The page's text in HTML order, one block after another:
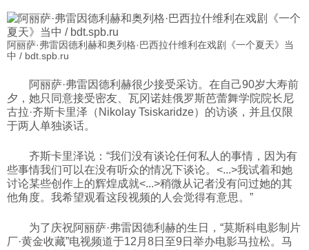
体育
旅游
视听
阿丽萨·弗雷因德利赫和奥列格·巴西拉什维利在戏剧《一个夏天》当
中 / bdt.spb.ru
阿丽萨·弗雷因德利赫很少接受采访。在自己90岁大寿前
夕，她只同意接受密友、瓦冈诺娃俄罗斯芭蕾舞学院院长尼
古拉·齐斯卡里泽（Nikolay Tsiskaridze）的访谈，并且仅限
于两人单独谈话。
齐斯卡里泽说：“我们没有谈论任何私人的事情，因为有
些事情我们可以在没有听众的情况下谈论。<...>我试着和她
讨论某些创作上的辉煌成就<...>稍微从记者没有问过她的其
他角度。我希望观看这段视频的人会觉得有意思。”
为了庆祝阿丽萨·弗雷因德利赫的生日，“莫斯科电影制片
厂·黄金收藏”电视频道于12月8日至9日举办电影马拉松。马